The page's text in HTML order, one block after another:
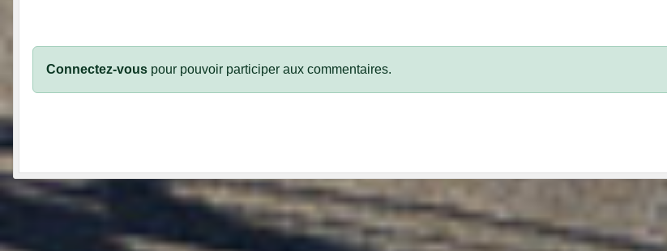
Connectez-vous pour pouvoir participer aux commentaires.